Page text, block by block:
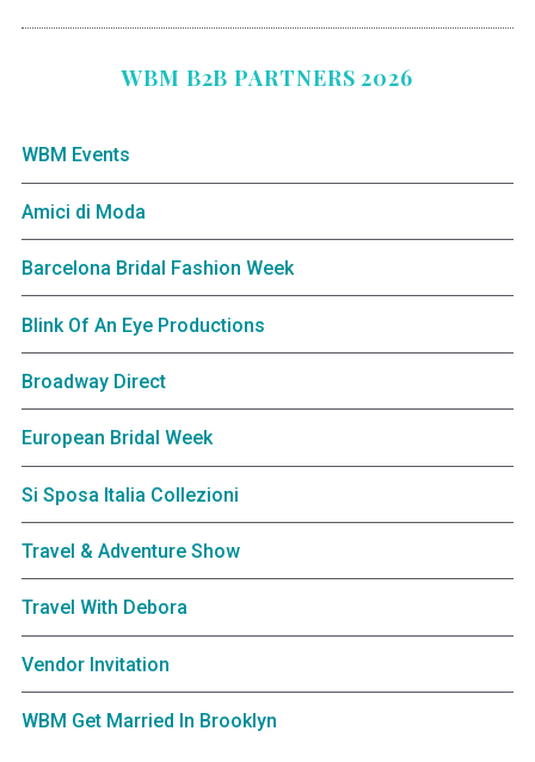
WBM B2B PARTNERS 2026
WBM Events
Amici di Moda
Barcelona Bridal Fashion Week
Blink Of An Eye Productions
Broadway Direct
European Bridal Week
Si Sposa Italia Collezioni
Travel & Adventure Show
Travel With Debora
Vendor Invitation
WBM Get Married In Brooklyn